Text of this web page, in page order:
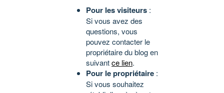
Pour les visiteurs :
Si vous avez des
questions, vous
pouvez contacter le
propriétaire du blog en
suivantce lien.
Pour le propriétaire :
Si vous souhaitez